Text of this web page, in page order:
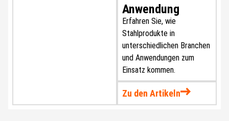
Anwendung
Erfahren Sie, wie
Stahlprodukte in
unterschiedlichen Branchen
und Anwendungen zum
Einsatz kommen.
Zu den Artikeln